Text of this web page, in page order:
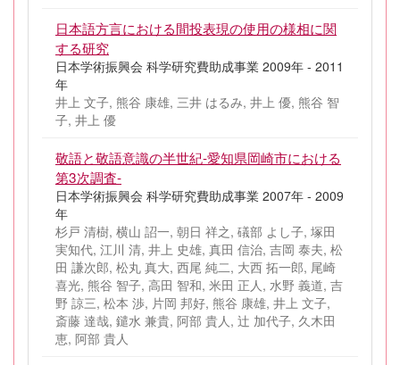
日本語方言における間投表現の使用の様相に関
する研究
日本学術振興会 科学研究費助成事業 2009年 - 2011
年
井上 文子, 熊谷 康雄, 三井 はるみ, 井上 優, 熊谷 智
子, 井上 優
敬語と敬語意識の半世紀-愛知県岡崎市における
第3次調査-
日本学術振興会 科学研究費助成事業 2007年 - 2009
年
杉戸 清樹, 横山 詔一, 朝日 祥之, 礒部 よし子, 塚田
実知代, 江川 清, 井上 史雄, 真田 信治, 吉岡 泰夫, 松
田 謙次郎, 松丸 真大, 西尾 純二, 大西 拓一郎, 尾崎
喜光, 熊谷 智子, 高田 智和, 米田 正人, 水野 義道, 吉
野 諒三, 松本 渉, 片岡 邦好, 熊谷 康雄, 井上 文子,
斎藤 達哉, 鑓水 兼貴, 阿部 貴人, 辻 加代子, 久木田
恵, 阿部 貴人